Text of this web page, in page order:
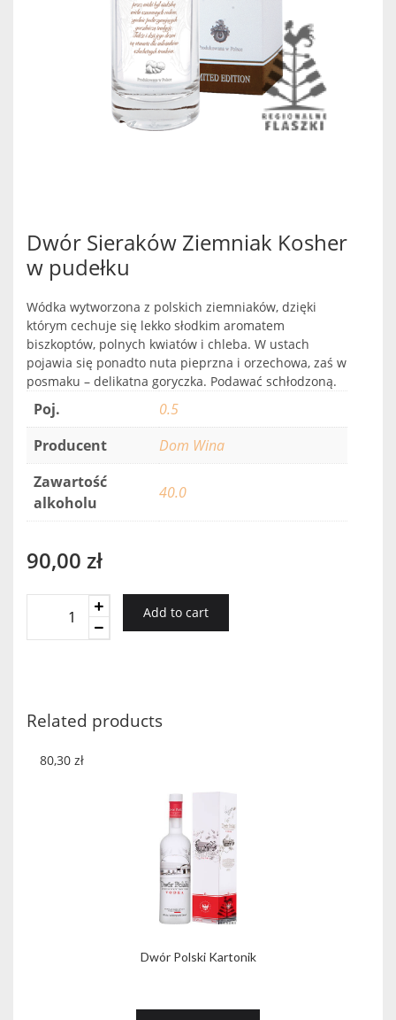
Dwór Sieraków Ziemniak Kosher
w pudełku
Wódka wytworzona z polskich ziemniaków, dzięki
którym cechuje się lekko słodkim aromatem
biszkoptów, polnych kwiatów i chleba. W ustach
pojawia się ponadto nuta pieprzna i orzechowa, zaś w
posmaku – delikatna goryczka. Podawać schłodzoną.
Poj.
0.5
Producent
Dom Wina
Zawartość
alkoholu
40.0
90,00 zł
Sieraków
pudełku
quantity
Add to cart
Related products
Dwór Polski Kartonik
80,30 zł